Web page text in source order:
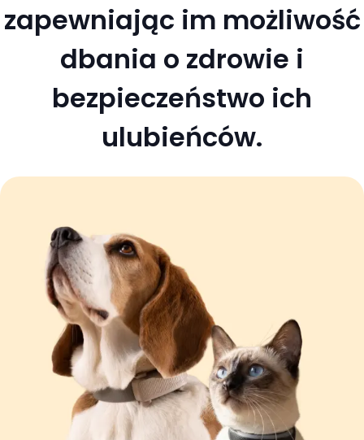
zapewniając im możliwość
dbania o zdrowie i
bezpieczeństwo ich
ulubieńców.